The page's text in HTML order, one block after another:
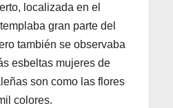
localizada en el
gran parte del
también se observaba
esbeltas mujeres de
son como las flores
colores.